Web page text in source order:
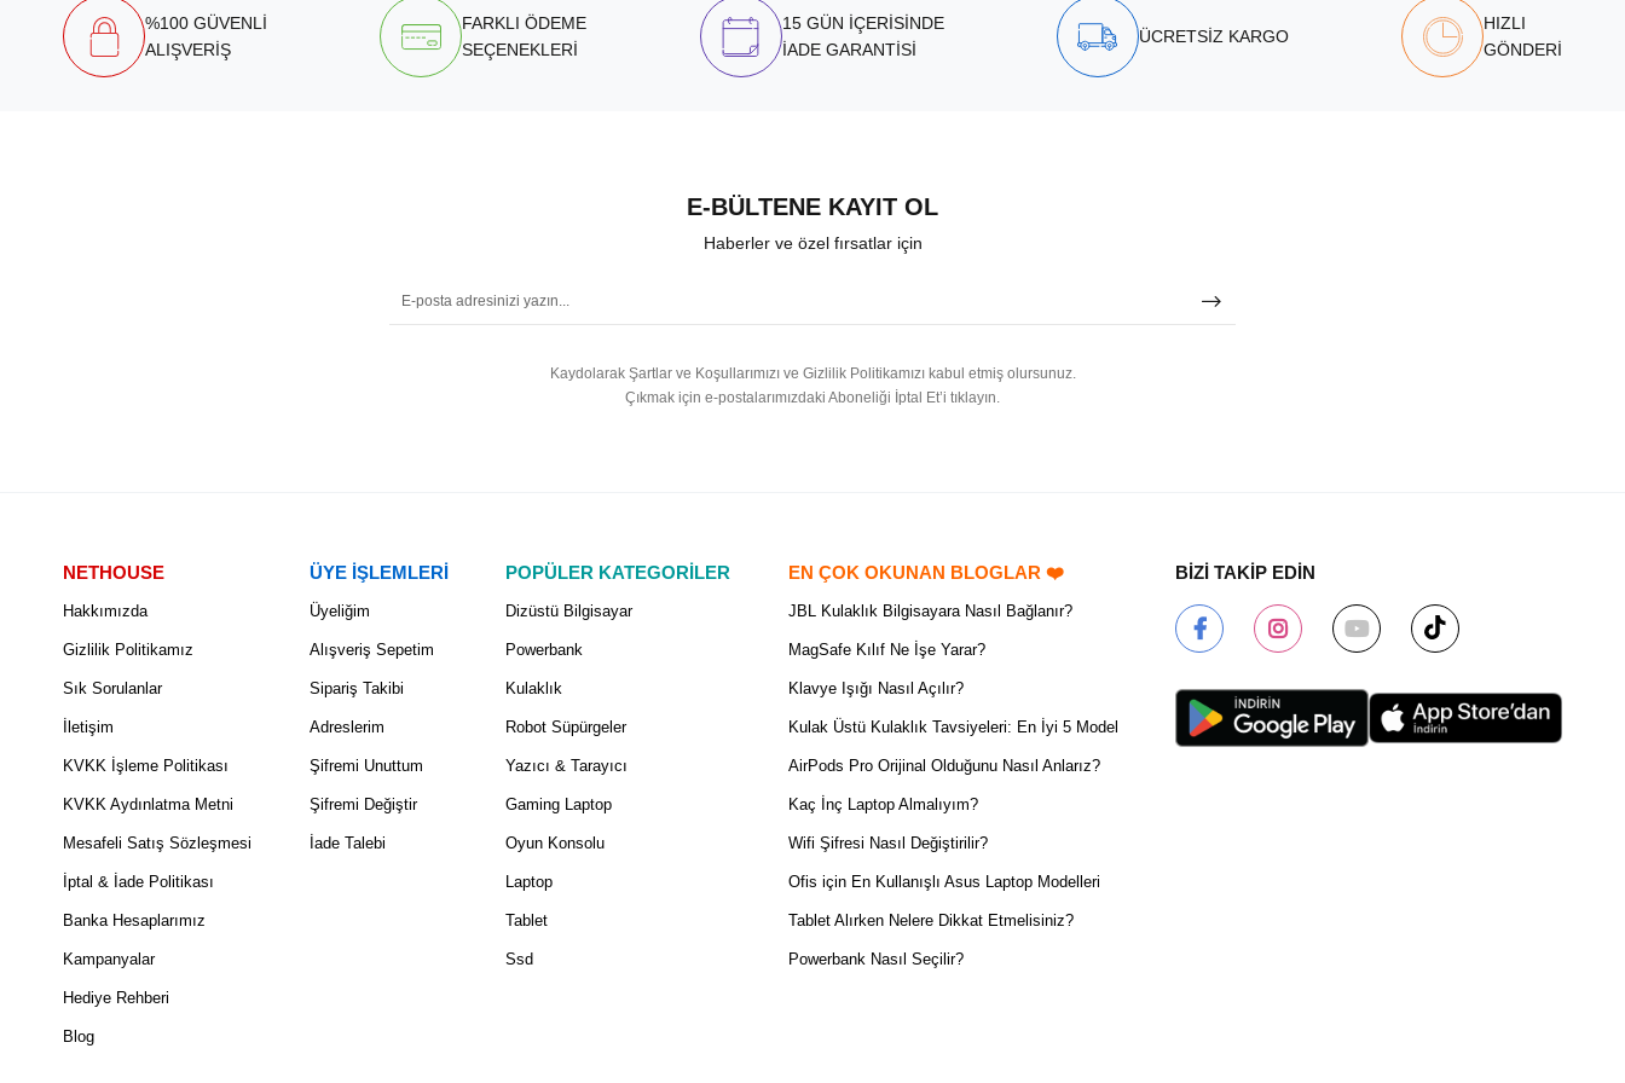
%100 GÜVENLİ
ALIŞVERİŞ
FARKLI ÖDEME
SEÇENEKLERİ
15 GÜN İÇERİSİNDE
İADE GARANTİSİ
ÜCRETSİZ KARGO
HIZLI
GÖNDERİ
E-BÜLTENE KAYIT OL
Haberler ve özel fırsatlar için
Kaydolarak Şartlar ve Koşullarımızı ve Gizlilik Politikamızı kabul etmiş olursunuz.
Çıkmak için e-postalarımızdaki Aboneliği İptal Et’i tıklayın.
NETHOUSE
Hakkımızda
Gizlilik Politikamız
Sık Sorulanlar
İletişim
KVKK İşleme Politikası
KVKK Aydınlatma Metni
Mesafeli Satış Sözleşmesi
İptal & İade Politikası
Banka Hesaplarımız
Kampanyalar
Hediye Rehberi
Blog
ÜYE İŞLEMLERİ
Üyeliğim
Alışveriş Sepetim
Sipariş Takibi
Adreslerim
Şifremi Unuttum
Şifremi Değiştir
İade Talebi
POPÜLER KATEGORİLER
Dizüstü Bilgisayar
Powerbank
Kulaklık
Robot Süpürgeler
Yazıcı & Tarayıcı
Gaming Laptop
Oyun Konsolu
Laptop
Tablet
Ssd
EN ÇOK OKUNAN BLOGLAR ❤️
JBL Kulaklık Bilgisayara Nasıl Bağlanır?
MagSafe Kılıf Ne İşe Yarar?
Klavye Işığı Nasıl Açılır?
Kulak Üstü Kulaklık Tavsiyeleri: En İyi 5 Model
AirPods Pro Orijinal Olduğunu Nasıl Anlarız?
Kaç İnç Laptop Almalıyım?
Wifi Şifresi Nasıl Değiştirilir?
Ofis için En Kullanışlı Asus Laptop Modelleri
Tablet Alırken Nelere Dikkat Etmelisiniz?
Powerbank Nasıl Seçilir?
BİZİ TAKİP EDİN